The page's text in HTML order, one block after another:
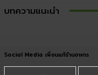
บทความแนะนำ
Social Media เพื่อนแท้ร้านอาหาร